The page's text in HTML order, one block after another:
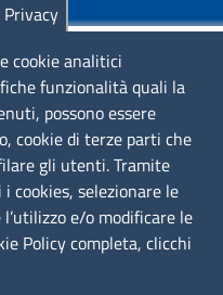
cookie analitici
funzionalità quali la
possono essere
cookie di terze parti che
gli utenti. Tramite
cookies, selezionare le
e/o modificare le
Policy completa, clicchi